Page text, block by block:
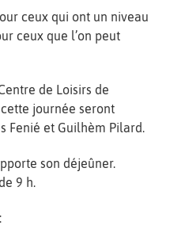
ceux qui ont un niveau
ceux que l’on peut
de Loisirs de
journée seront
Fenié et Guilhèm Pilard.
son déjeûner.
9 h.